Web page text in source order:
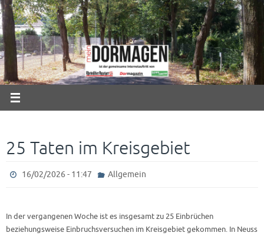
Zum
Inhalt
springen
25 Taten im Kreisgebiet
16/02/2026 - 11:47 Allgemein
In der vergangenen Woche ist es insgesamt zu 25 Einbrüchen
beziehungsweise Einbruchsversuchen im Kreisgebiet gekommen. In Neuss